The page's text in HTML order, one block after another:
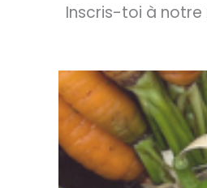
Inscris-toi à notre